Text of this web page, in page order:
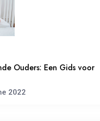
Ouders: Een Gids voor
2022